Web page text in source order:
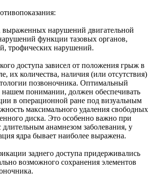
выраженных нарушений двигательной
функции тазовых органов,
трофических нарушений.
доступа зависел от положения грыж в
их количества, наличия (или отсутствия)
позвоночника. Оптимальный
нашем понимании, должен обеспечивать
в операционной ране под визуальным
максимального удаления свободных
диска. Это особенно важно при
анамнезом заболевания, у
ядра бывает наиболее выражена.
заднего доступа придерживались
возможного сохранения элементов